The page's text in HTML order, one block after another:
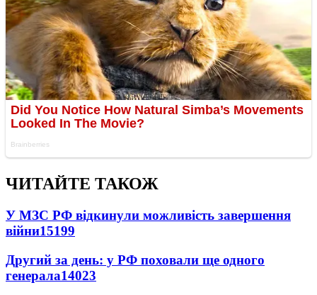
ЧИТАЙТЕ ТАКОЖ
У МЗС РФ відкинули можливість завершення
війни15199
Другий за день: у РФ поховали ще одного
генерала14023